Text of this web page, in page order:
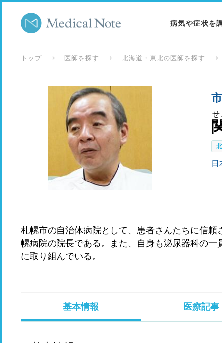
病気や症状を
検査を調べる
トップ 医師を探す 北海道・東北の医師を探す
せ
日
札幌市の自治体病院として、患者さんたちに信
幌病院の院長である。また、自身も泌尿器科の
に取り組んでいる。
基本情報 医療記事